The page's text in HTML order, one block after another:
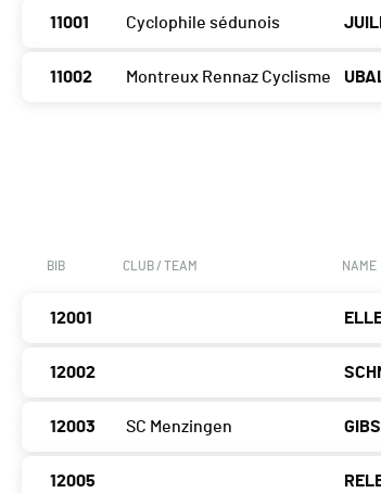
11001 Cyclophile sédunois
11002 Montreux Rennaz Cyclisme
BIB CLUB / TEAM NAME
12001
12002
12003 SC Menzingen
12005